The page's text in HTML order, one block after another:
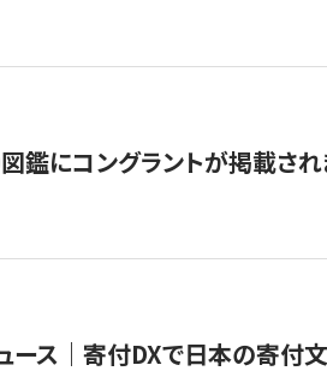
鑑にコングラントが掲載さ
ス｜寄付DXで日本の寄付